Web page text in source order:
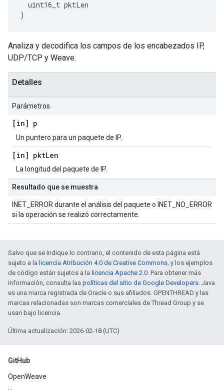
uint16_t pktLen
)
Analiza y decodifica los campos de los encabezados IP,
UDP/TCP y Weave.
Detalles
Parámetros
[in] p
Un puntero para un paquete de IP.
[in] pktLen
La longitud del paquete de IP.
Resultado que se muestra
INET_ERROR durante el análisis del paquete o INET_NO_ERROR
si la operación se realizó correctamente.
Salvo que se indique lo contrario, el contenido de esta página está
sujeto a la licencia Atribución 4.0 de Creative Commons, y los ejemplos
de código están sujetos a la licencia Apache 2.0. Para obtener más
información, consulta las políticas del sitio de Google Developers. Java
es una marca registrada de Oracle o sus afiliados. OPENTHREAD y las
marcas relacionadas son marcas comerciales de Thread Group y se
usan bajo licencia.
Última actualización: 2026-02-18 (UTC)
GitHub
OpenWeave